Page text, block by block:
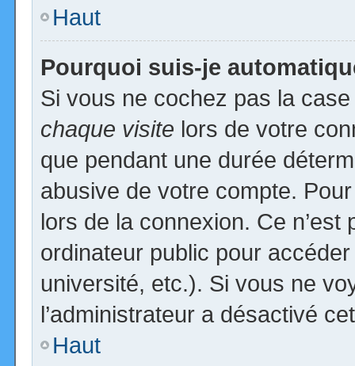
Haut
Pourquoi suis-je
Si vous ne cochez pas la
chaque visite lors de votre
que pendant une durée
abusive de votre compte.
lors de la connexion. Ce
ordinateur public pour
université, etc.). Si vous ne
l’administrateur a désactivé
Haut